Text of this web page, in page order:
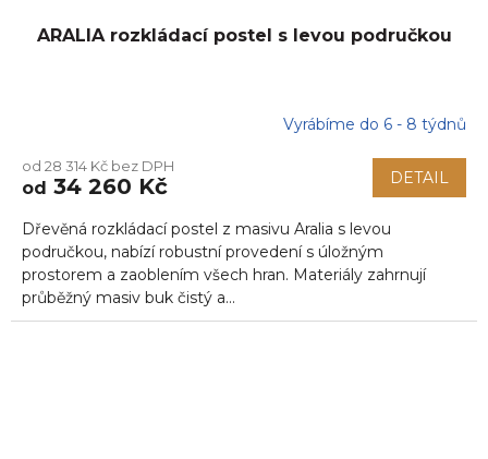
ARALIA rozkládací postel s levou područkou
Vyrábíme do 6 - 8 týdnů
od 28 314 Kč bez DPH
od 34 260 Kč DETAIL
Dřevěná rozkládací postel z masivu Aralia s levou
područkou, nabízí robustní provedení s úložným
prostorem a zaoblením všech hran. Materiály zahrnují
průběžný masiv buk čistý a...